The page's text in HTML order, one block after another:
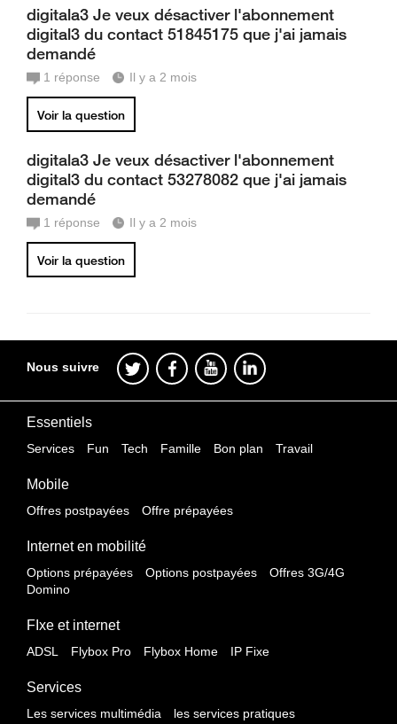
digitala3 Je veux désactiver l'abonnement
digital3 du contact 51845175 que j'ai jamais
demandé
1 réponse Il y a 2 mois
Voir la question
digitala3 Je veux désactiver l'abonnement
digital3 du contact 53278082 que j'ai jamais
demandé
1 réponse Il y a 2 mois
Voir la question
Nous suivre
Essentiels
Services Fun Tech Famille Bon plan Travail
Mobile
Offres postpayées Offre prépayées
Internet en mobilité
Options prépayées Options postpayées
Offres 3G/4G
Domino
FIxe et internet
ADSL Flybox Pro Flybox Home IP Fixe
Services
Les services multimédia les services pratiques